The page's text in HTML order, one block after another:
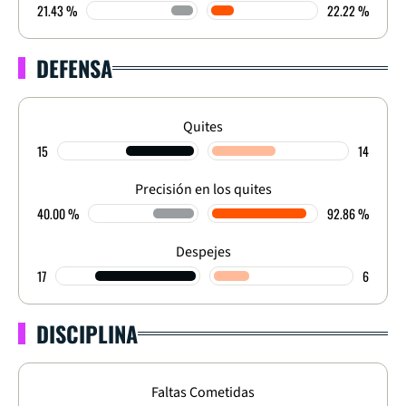
21.43 % 22.22 %
DEFENSA
Quites
15 14
Precisión en los quites
40.00 % 92.86 %
Despejes
17 6
DISCIPLINA
Faltas Cometidas